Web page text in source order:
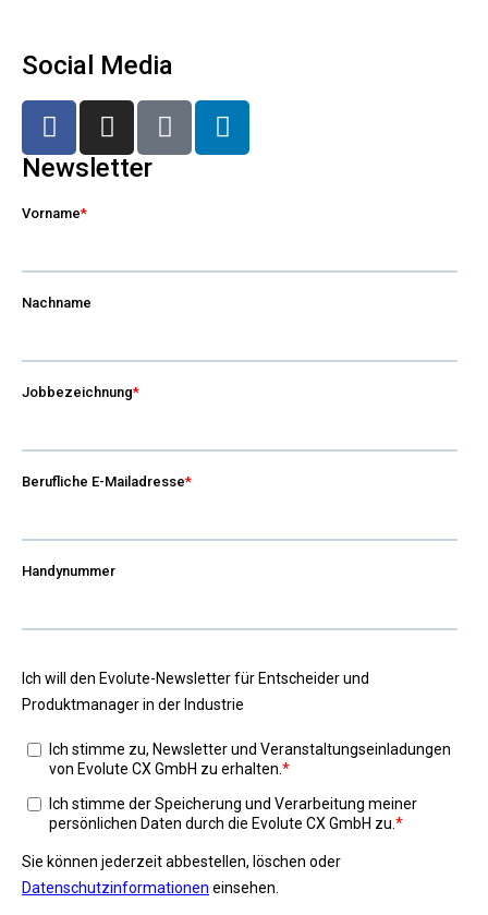
Social Media
Newsletter